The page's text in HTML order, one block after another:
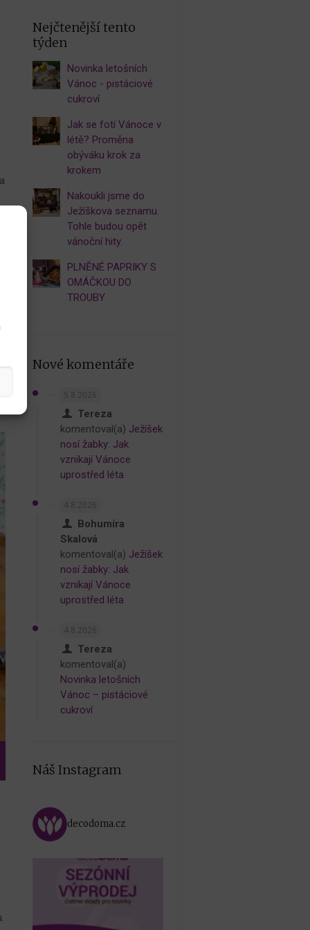
Nejčtenější tento
týden
Novinka letošních
Vánoc - pistáciové
cukroví
Jak se fotí Vánoce v
létě? Proměna
obýváku krok za
krokem
Nakoukli jsme do
Ježíškova seznamu.
Tohle budou opět
vánoční hity.
PLNĚNÉ PAPRIKY S
OMÁČKOU DO
TROUBY
Nové komentáře
Tereza
komentoval(a) Ježíšek
nosí žabky: Jak
vznikají Vánoce
uprostřed léta
Bohumíra
Skalová
komentoval(a) Ježíšek
nosí žabky: Jak
vznikají Vánoce
uprostřed léta
Tereza
komentoval(a)
Novinka letošních
Vánoc – pistáciové
cukroví
Náš Instagram
decodoma.cz